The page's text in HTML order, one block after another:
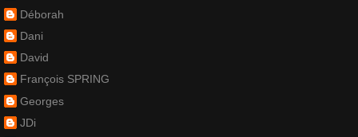
Déborah
Dani
David
François SPRING
Georges
JDi